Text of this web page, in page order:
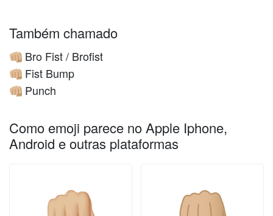
Também chamado
👊🏼 Bro Fist / Brofist
👊🏼 Fist Bump
👊🏼 Punch
Como emoji parece no Apple Iphone,
Android e outras plataformas